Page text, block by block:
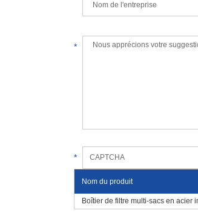
*
*
Nom du produit
Boîtier de filtre multi-sacs en acier